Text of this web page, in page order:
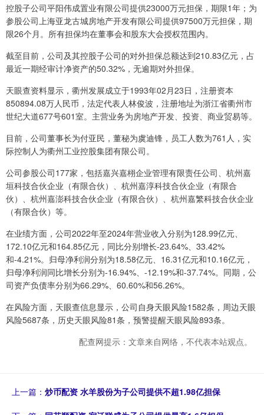
控股子公司平阳伟成置业有限公司提供23000万元担保，期限1年；为
参股公司上海亚龙古城房地产开发有限公司提供97500万元担保，期
限26个月。所有担保均在董事会和股东大会授权范围内。
截至目前，公司及其控股子公司的对外担保总额达到210.83亿元，占
最近一期经审计净资产的50.32%，无逾期对外担保。
天眼查资料显示，衢州发展成立于1993年02月23日，注册资本
850894.08万人民币，法定代表人林俊波，注册地址为浙江省衢州市
世纪大道677号601室。主营业务为房地产开发、投资、商业贸易等。
目前，公司董事长为付亚民，董秘为虞迪锋，员工人数为761人，实
际控制人为衢州工业控股集团有限公司。
公司参股公司177家，包括嘉兴嘉栩企业管理有限责任公司、杭州嘉
垣科技合伙企业（有限合伙）、杭州嘉淳科技合伙企业（有限合
伙）、杭州嘉澎科技合伙企业（有限合伙）、杭州嘉繁科技合伙企业
（有限合伙）等。
在业绩方面，公司2022年至2024年营业收入分别为128.99亿元、
172.10亿元和164.85亿元，同比分别增长-23.64%、33.42%
和-4.21%。归母净利润分别为18.58亿元、16.31亿元和10.16亿元，
归母净利润同比增长分别为-16.94%、-12.19%和-37.74%。同期，公
司资产负债率分别为66.29%、60.60%和56.26%。
在风险方面，天眼查信息显示，公司自身天眼风险1582条，周边天眼
风险5687条，历史天眼风险81条，预警提醒天眼风险893条。
配查网提示：文章来自网络，不代表本站观点。
上一篇： 炒币配资 水羊股份为子公司提供不超1.98亿担保